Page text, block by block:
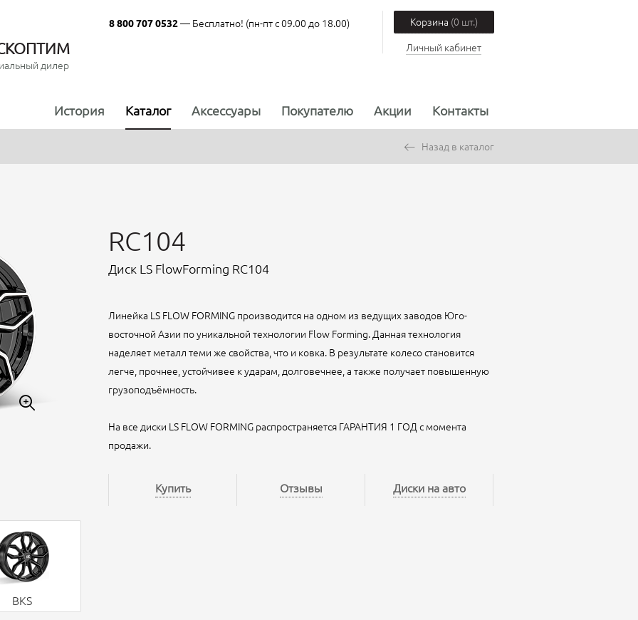
дилер
8 800 707 0532— Бесплатно! (пн-пт с 09.00 до 18.00) Корзина (0 шт.)
Личный кабинет
История Каталог Аксессуары Покупателю Акции Контакты
Назад в каталог
RC104
Диск LS FlowForming RC104
Линейка LS FLOW FORMING производится на одном из ведущих заводов Юго-
восточной Азии по уникальной технологии Flow Forming. Данная технология
наделяет металл теми же свойства, что и ковка. В результате колесо становится
легче, прочнее, устойчивее к ударам, долговечнее, а также получает повышенную
грузоподъёмность.
На все диски LS FLOW FORMING распространяется ГАРАНТИЯ 1 ГОД с момента
продажи.
Купить Отзывы Диски на авто
BKS